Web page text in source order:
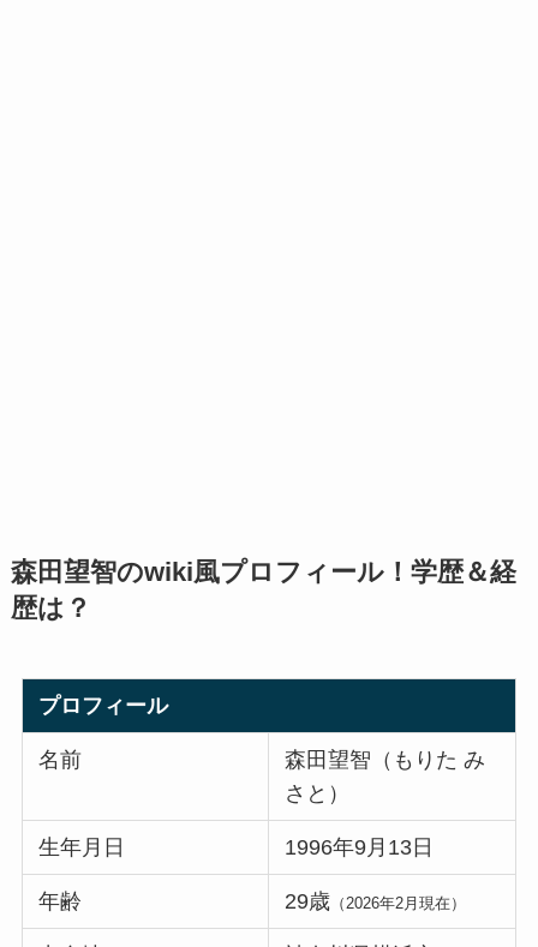
森田望智のwiki風プロフィール！学歴＆経
歴は？
プロフィール
名前
森田望智（もりた み
さと）
生年月日 1996年9月13日
年齢 29歳 （2026年2月現在）